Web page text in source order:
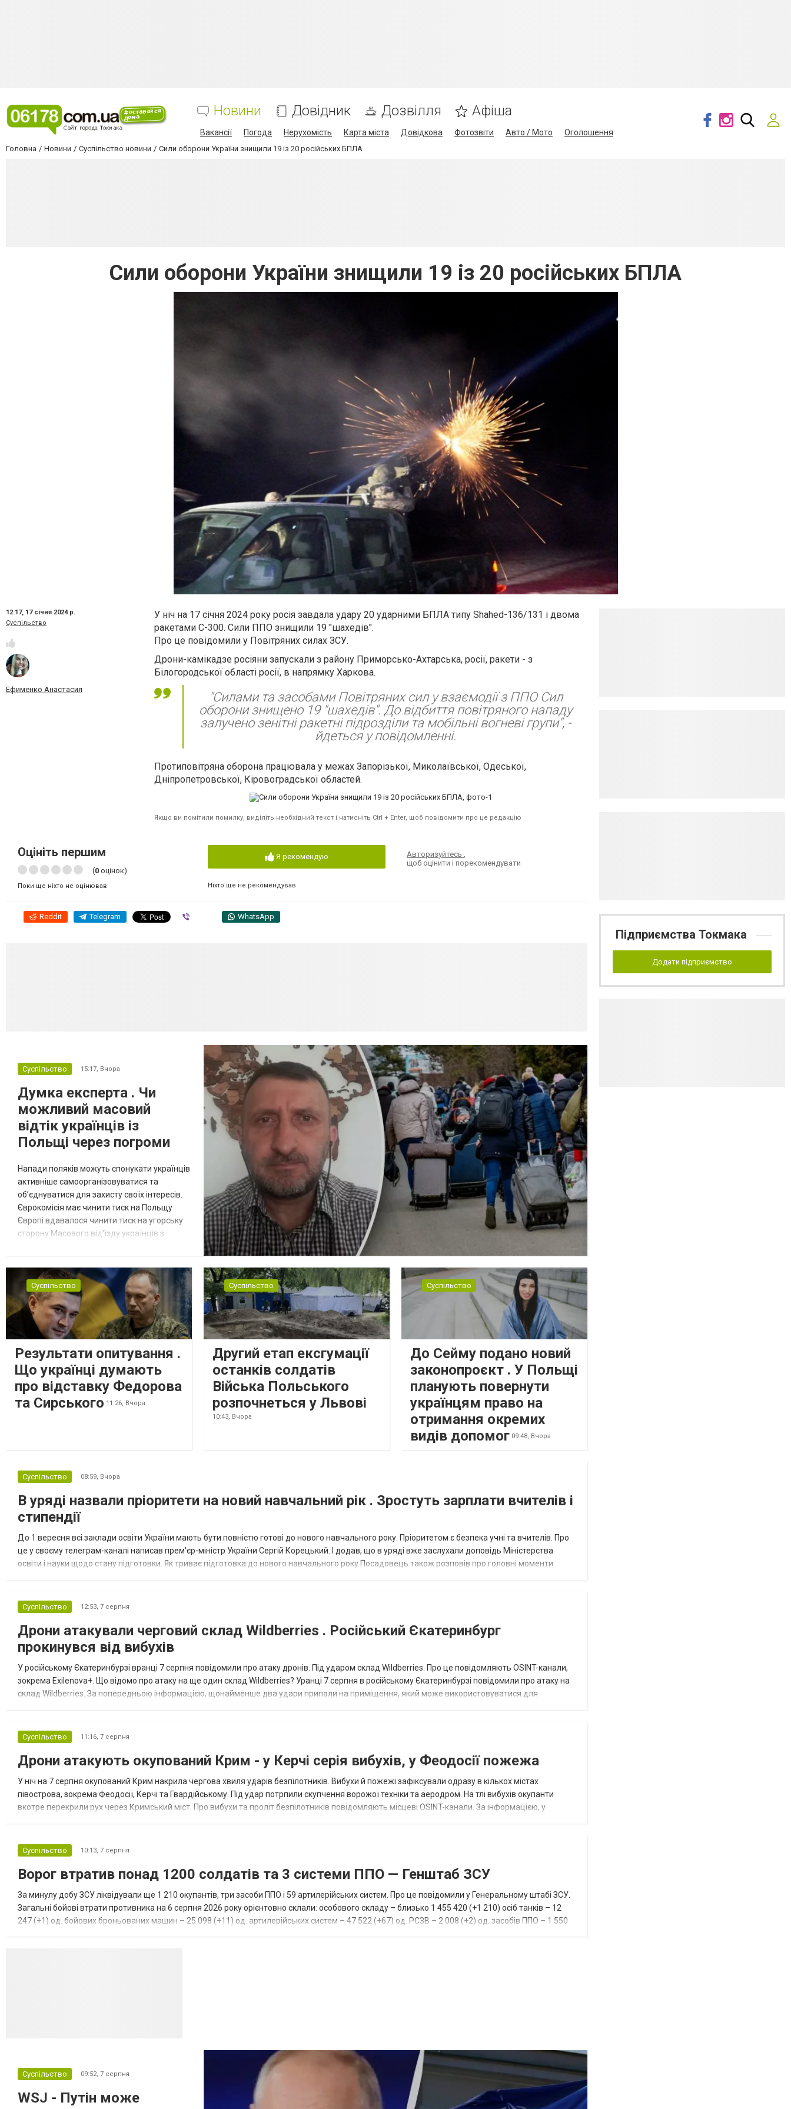
Новини Довідник Дозвілля Афіша
Вакансії Погода Нерухомість Карта міста Довідкова Фотозвіти Авто / Мото Оголошення
Головна Новини Суспільство новини Сили оборони України знищили 19 із 20 російських БПЛА
Сили оборони України знищили 19 із 20 російських БПЛА
12:17, 17 січня 2024 р.
Суспільство
Ефименко Анастасия
У ніч на 17 січня 2024 року росія завдала удару 20 ударними БПЛА типу Shahed-136/131 і двома
ракетами С-300. Сили ППО знищили 19 "шахедів".
Про це повідомили у Повітряних силах ЗСУ.
Дрони-камікадзе росіяни запускали з району Приморсько-Ахтарська, росії, ракети - з
Білогородської області росії, в напрямку Харкова.
"Силами та засобами Повітряних сил у взаємодії з ППО Сил
оборони знищено 19 "шахедів". До відбиття повітряного нападу
залучено зенітні ракетні підрозділи та мобільні вогневі групи", -
йдеться у повідомленні.
Протиповітряна оборона працювала у межах Запорізької, Миколаївської, Одеської,
Дніпропетровської, Кіровоградської областей.
Якщо ви помітили помилку, виділіть необхідний текст і натисніть Ctrl + Enter, щоб повідомити про це редакцію
Оцініть першим
(0 оцінок)
Поки ще ніхто не оцінював
Я рекомендую
Ніхто ще не рекомендував
Авторизуйтесь
щоб оцінити і порекомендувати
Reddit Telegram WhatsApp
Суспільство 15:17, Вчора
Думка експерта . Чи
можливий масовий
відтік українців із
Польщі через погроми
Напади поляків можуть спонукати українців
активніше самоорганізовуватися та
об’єднуватися для захисту своїх інтересів.
Єврокомісія має чинити тиск на Польщу
Європі вдавалося чинити тиск на угорську
сторону Масового від'їзду українців з
спонукати українців активніше
самоорганізовуватися та об’єднуватися для
захисту своїх інтересів. Таку думку висловив
директор Центру досліджень...
Суспільство
Результати опитування .
Що українці думають
про відставку Федорова
та Сирського 11:26, Вчора
Суспільство
Другий етап ексгумації
останків солдатів
Війська Польського
розпочнеться у Львові
10:43, Вчора
Суспільство
До Сейму подано новий
законопроєкт . У Польщі
планують повернути
українцям право на
отримання окремих
видів допомог 09:48, Вчора
Суспільство 08:59, Вчора
В уряді назвали пріоритети на новий навчальний рік . Зростуть зарплати вчителів і
стипендії
До 1 вересня всі заклади освіти України мають бути повністю готові до нового навчального року. Пріоритетом є безпека учні та вчителів. Про
це у своєму телеграм-каналі написав прем'єр-міністр України Сергій Корецький. І додав, що в уряді вже заслухали доповідь Міністерства
освіти і науки щодо стану підготовки. Як триває підготовка до нового навчального року Посадовець також розповів про головні моменти
Суспільство 12:53, 7 серпня
Дрони атакували черговий склад Wildberries . Російський Єкатеринбург
прокинувся від вибухів
У російському Єкатеринбурзі вранці 7 серпня повідомили про атаку дронів. Під ударом склад Wildberries. Про це повідомляють OSINT-канали,
зокрема Exilenova+. Що відомо про атаку на ще один склад Wildberries? Уранці 7 серпня в російському Єкатеринбурзі повідомили про атаку на
склад Wildberries. За попередньою інформацією, щонайменше два удари припали на приміщення, який може використовуватися для
Суспільство 11:16, 7 серпня
Дрони атакують окупований Крим - у Керчі серія вибухів, у Феодосії пожежа
У ніч на 7 серпня окупований Крим накрила чергова хвиля ударів безпілотників. Вибухи й пожежі зафіксували одразу в кількох містах
півострова, зокрема Феодосії, Керчі та Гвардійському. Під удар потрпили скупчення ворожої техніки та аеродром. На тлі вибухів окупанти
вкотре перекрили рух через Кримський міст. Про вибухи та проліт безпілотників повідомляють місцеві OSINT-канали. За інформацією, у
Суспільство 10:13, 7 серпня
Ворог втратив понад 1200 солдатів та 3 системи ППО — Генштаб ЗСУ
За минулу добу ЗСУ ліквідували ще 1 210 окупантів, три засоби ППО і 59 артилерійських систем. Про це повідомили у Генеральному штабі ЗСУ.
Загальні бойові втрати противника на 6 серпня 2026 року орієнтовно склали: особового складу – близько 1 455 420 (+1 210) осіб танків – 12
247 (+1) од. бойових броньованих машин – 25 098 (+11) од. артилерійських систем – 47 522 (+67) од. РСЗВ – 2 008 (+2) од. засобів ППО – 1 550
Суспільство 09:52, 7 серпня
WSJ - Путін може
Підприємства Токмака
Додати підприємство